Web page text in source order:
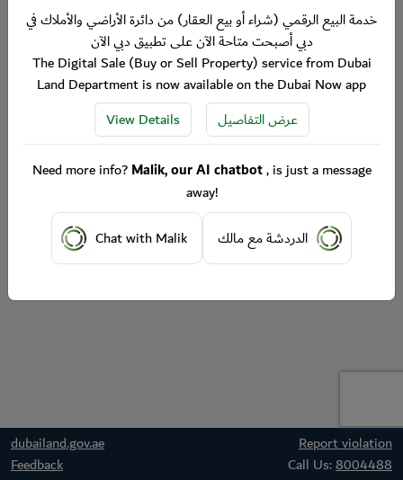
dubailand.gov.ae
Report violation
Feedback
Call Us:8004488
خدمة البيع الرقمي (شراء أو بيع العقار) من دائرة الأراضي والأملاك في
دبي أصبحت متاحة الآن على تطبيق دبي الآن
The Digital Sale (Buy or Sell Property) service from Dubai
Land Department is now available on the Dubai Now app
View Details
عرض التفاصيل
Need more info?Malik, our AI chatbot, is just a message
away!
Chat with Malik
الدردشة مع مالك